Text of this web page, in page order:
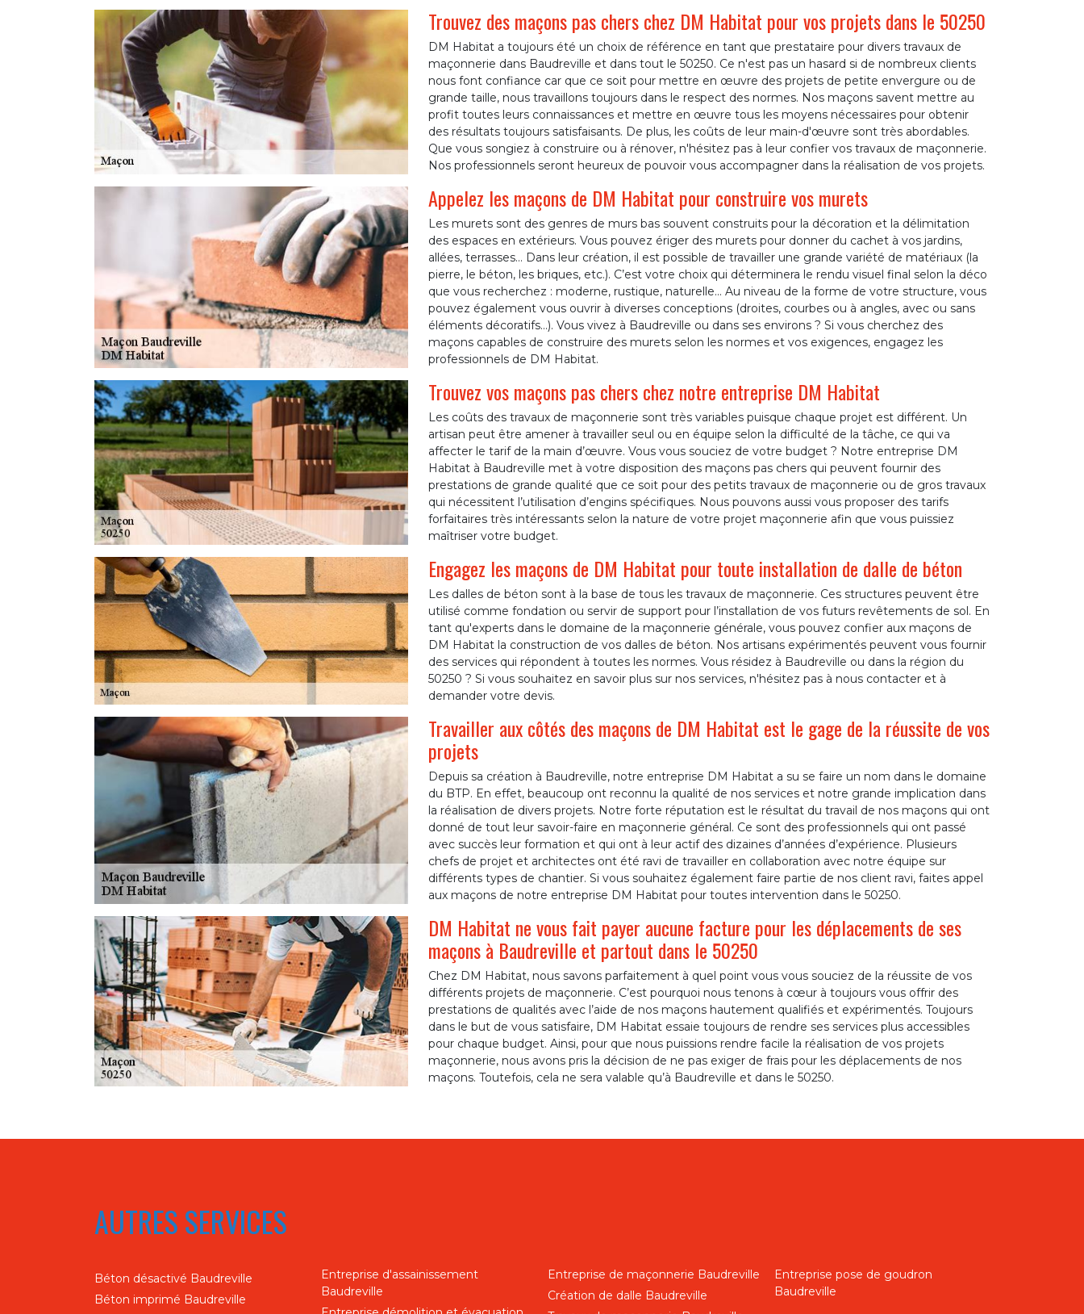
Trouvez des maçons pas chers chez DM Habitat pour vos projets dans le 50250
DM Habitat a toujours été un choix de référence en tant que prestataire pour divers travaux de
maçonnerie dans Baudreville et dans tout le 50250. Ce n'est pas un hasard si de nombreux clients
nous font confiance car que ce soit pour mettre en œuvre des projets de petite envergure ou de
grande taille, nous travaillons toujours dans le respect des normes. Nos maçons savent mettre au
profit toutes leurs connaissances et mettre en œuvre tous les moyens nécessaires pour obtenir
des résultats toujours satisfaisants. De plus, les coûts de leur main-d'œuvre sont très abordables.
Que vous songiez à construire ou à rénover, n'hésitez pas à leur confier vos travaux de maçonnerie.
Nos professionnels seront heureux de pouvoir vous accompagner dans la réalisation de vos projets.
Appelez les maçons de DM Habitat pour construire vos murets
Les murets sont des genres de murs bas souvent construits pour la décoration et la délimitation
des espaces en extérieurs. Vous pouvez ériger des murets pour donner du cachet à vos jardins,
allées, terrasses… Dans leur création, il est possible de travailler une grande variété de matériaux (la
pierre, le béton, les briques, etc.). C’est votre choix qui déterminera le rendu visuel final selon la déco
que vous recherchez : moderne, rustique, naturelle… Au niveau de la forme de votre structure, vous
pouvez également vous ouvrir à diverses conceptions (droites, courbes ou à angles, avec ou sans
éléments décoratifs…). Vous vivez à Baudreville ou dans ses environs ? Si vous cherchez des
maçons capables de construire des murets selon les normes et vos exigences, engagez les
professionnels de DM Habitat.
Trouvez vos maçons pas chers chez notre entreprise DM Habitat
Les coûts des travaux de maçonnerie sont très variables puisque chaque projet est différent. Un
artisan peut être amener à travailler seul ou en équipe selon la difficulté de la tâche, ce qui va
affecter le tarif de la main d’œuvre. Vous vous souciez de votre budget ? Notre entreprise DM
Habitat à Baudreville met à votre disposition des maçons pas chers qui peuvent fournir des
prestations de grande qualité que ce soit pour des petits travaux de maçonnerie ou de gros travaux
qui nécessitent l’utilisation d’engins spécifiques. Nous pouvons aussi vous proposer des tarifs
forfaitaires très intéressants selon la nature de votre projet maçonnerie afin que vous puissiez
maîtriser votre budget.
Engagez les maçons de DM Habitat pour toute installation de dalle de béton
Les dalles de béton sont à la base de tous les travaux de maçonnerie. Ces structures peuvent être
utilisé comme fondation ou servir de support pour l’installation de vos futurs revêtements de sol. En
tant qu'experts dans le domaine de la maçonnerie générale, vous pouvez confier aux maçons de
DM Habitat la construction de vos dalles de béton. Nos artisans expérimentés peuvent vous fournir
des services qui répondent à toutes les normes. Vous résidez à Baudreville ou dans la région du
50250 ? Si vous souhaitez en savoir plus sur nos services, n'hésitez pas à nous contacter et à
demander votre devis.
Travailler aux côtés des maçons de DM Habitat est le gage de la réussite de vos
projets
Depuis sa création à Baudreville, notre entreprise DM Habitat a su se faire un nom dans le domaine
du BTP. En effet, beaucoup ont reconnu la qualité de nos services et notre grande implication dans
la réalisation de divers projets. Notre forte réputation est le résultat du travail de nos maçons qui ont
donné de tout leur savoir-faire en maçonnerie général. Ce sont des professionnels qui ont passé
avec succès leur formation et qui ont à leur actif des dizaines d’années d’expérience. Plusieurs
chefs de projet et architectes ont été ravi de travailler en collaboration avec notre équipe sur
différents types de chantier. Si vous souhaitez également faire partie de nos client ravi, faites appel
aux maçons de notre entreprise DM Habitat pour toutes intervention dans le 50250.
DM Habitat ne vous fait payer aucune facture pour les déplacements de ses
maçons à Baudreville et partout dans le 50250
Chez DM Habitat, nous savons parfaitement à quel point vous vous souciez de la réussite de vos
différents projets de maçonnerie. C’est pourquoi nous tenons à cœur à toujours vous offrir des
prestations de qualités avec l’aide de nos maçons hautement qualifiés et expérimentés. Toujours
dans le but de vous satisfaire, DM Habitat essaie toujours de rendre ses services plus accessibles
pour chaque budget. Ainsi, pour que nous puissions rendre facile la réalisation de vos projets
maçonnerie, nous avons pris la décision de ne pas exiger de frais pour les déplacements de nos
maçons. Toutefois, cela ne sera valable qu’à Baudreville et dans le 50250.
AUTRES SERVICES
Béton désactivé Baudreville
Béton imprimé Baudreville
Entreprise d'assainissement
Baudreville
Entreprise de maçonnerie Baudreville
Création de dalle Baudreville
Entreprise pose de goudron
Baudreville